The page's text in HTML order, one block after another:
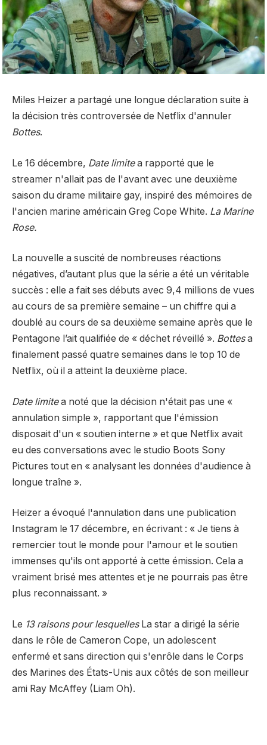
Miles Heizer a partagé une longue déclaration suite à
la décision très controversée de Netflix d'annuler
Bottes.
Le 16 décembre, Date limitea rapporté que le
streamer n'allait pas de l'avant avec une deuxième
saison du drame militaire gay, inspiré des mémoires de
l'ancien marine américain Greg Cope White. La Marine
Rose.
La nouvelle a suscité de nombreuses réactions
négatives, d’autant plus que la série a été un véritable
succès : elle a fait ses débuts avec 9,4 millions de vues
au cours de sa première semaine – un chiffre qui a
doublé au cours de sa deuxième semaine après que le
Pentagone l’ait qualifiée de « déchet réveillé ». Bottesa
finalement passé quatre semaines dans le top 10 de
Netflix, où il a atteint la deuxième place.
Date limitea noté que la décision n'était pas une «
annulation simple », rapportant que l'émission
disposait d'un « soutien interne » et que Netflix avait
eu des conversations avec le studio Boots Sony
Pictures tout en « analysant les données d'audience à
longue traîne ».
Heizer a évoqué l'annulation dans une publication
Instagram le 17 décembre, en écrivant : « Je tiens à
remercier tout le monde pour l'amour et le soutien
immenses qu'ils ont apporté à cette émission. Cela a
vraiment brisé mes attentes et je ne pourrais pas être
plus reconnaissant. »
Le 13 raisons pour lesquellesLa star a dirigé la série
dans le rôle de Cameron Cope, un adolescent
enfermé et sans direction qui s'enrôle dans le Corps
des Marines des États-Unis aux côtés de son meilleur
ami Ray McAffey (Liam Oh).